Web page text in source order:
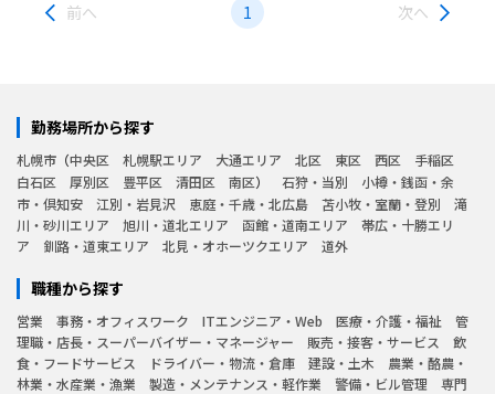
前へ 1 次へ
勤務場所から探す
札幌市 中央区 札幌駅エリア 大通エリア 北区 東区 西区
手稲区
白石区
厚別区 豊平区 清田区 南区 石狩・当別
小樽・銭函・余
市・倶知安
江別・岩見沢 恵庭・千歳・北広島 苫小牧・室蘭・登別
滝
川・砂川エリア
旭川・道北エリア 函館・道南エリア
帯広・十勝エリ
ア
釧路・道東エリア 北見・オホーツクエリア 道外
職種から探す
営業 事務・オフィスワーク ITエンジニア・Web 医療・介護・福祉
管
理職・店長・スーパーバイザー・マネージャー
販売・接客・サービス
飲
食・フードサービス
ドライバー・物流・倉庫 建設・土木
農業・酪農・
林業・水産業・漁業
製造・メンテナンス・軽作業 警備・ビル管理
専門